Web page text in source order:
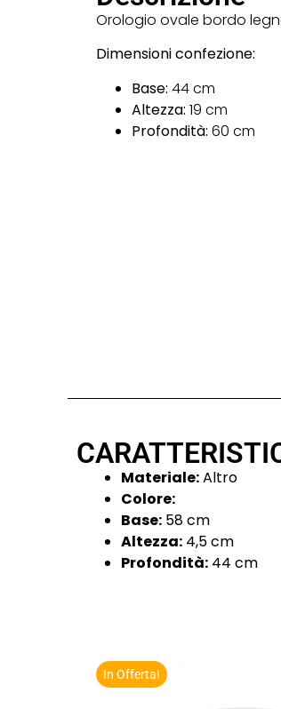
Orologio ovale bordo
Dimensioni confezione:
Base: 44 cm
Altezza: 19 cm
Profondità: 60 cm
Materiale:Altro
Colore:
Base: 58 cm
Altezza: 4,5 cm
Profondità: 44 cm
In Offerta!